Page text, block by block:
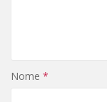
Nome *